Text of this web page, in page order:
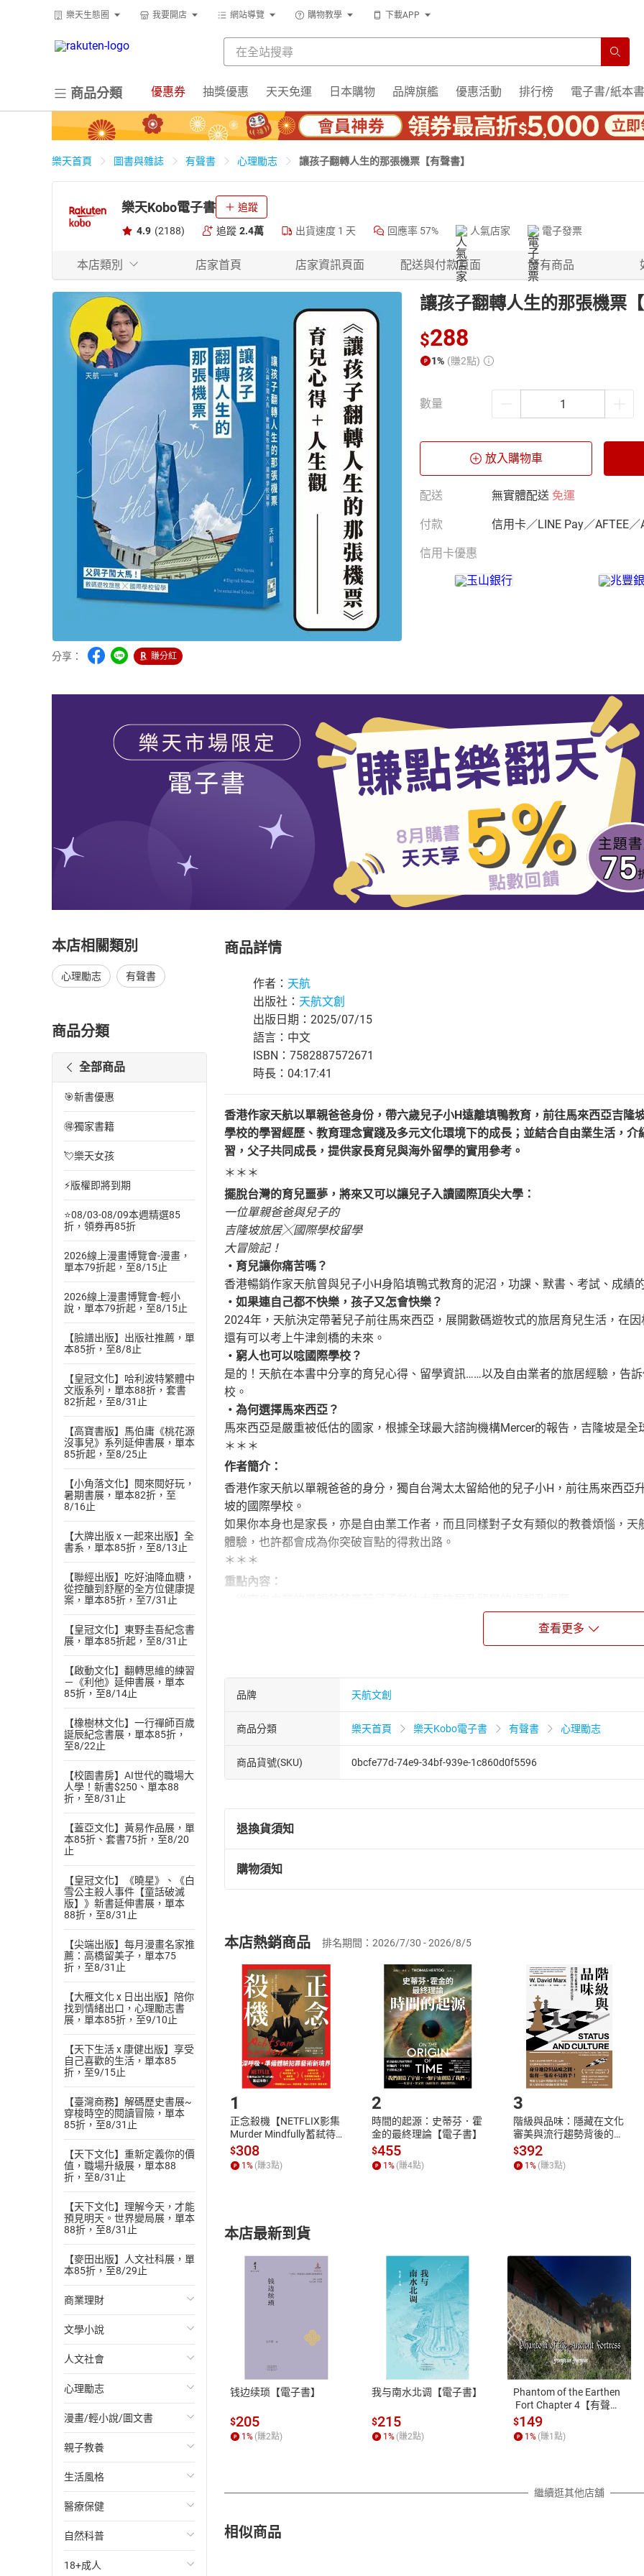
樂天生態圈 我要開店 網站導覽 購物教學 下載APP
商品分類 優惠券 抽獎優惠 天天免運 日本購物 品牌旗艦 優惠活動 排行榜 電子書/紙本書
樂天首頁 圖書與雜誌 有聲書 心理勵志 讓孩子翻轉人生的那張機票【有聲書】
樂天Kobo電子書 追蹤
4.9 (2188) 追蹤 2.4萬 出貨速度 1 天 回應率 57% 人氣店家 電子發票
本店類別 店家首頁 店家資訊頁面 配送與付款頁面 所有商品
分享： 賺分紅
讓孩子翻轉人生的那張機票【
$288
1% (賺2點)
數量
放入購物車
配送 無實體配送 免運
付款 信用卡／LINE Pay／AFTEE／
信用卡優惠
本店相關類別
心理勵志 有聲書
商品分類
全部商品
🎯新書優惠
🉐獨家書籍
💘樂天女孩
⚡版權即將到期
⭐08/03-08/09本週精選85
折，領券再85折
2026線上漫畫博覽會-漫畫，
單本79折起，至8/15止
2026線上漫畫博覽會-輕小
說，單本79折起，至8/15止
【臉譜出版】出版社推薦，單
本85折，至8/8止
【皇冠文化】哈利波特繁體中
文版系列，單本88折，套書
82折起，至8/31止
【高寶書版】馬伯庸《桃花源
沒事兒》系列延伸書展，單本
85折起，至8/25止
【小角落文化】閱來閱好玩，
暑期書展，單本82折，至
8/16止
【大牌出版 x 一起來出版】全
書系，單本85折，至8/13止
【聯經出版】吃好油降血糖，
從控醣到舒壓的全方位健康提
案，單本85折，至7/31止
【皇冠文化】東野圭吾紀念書
展，單本85折起，至8/31止
【啟動文化】翻轉思維的練習
－《利他》延伸書展，單本
85折，至8/14止
【橡樹林文化】一行禪師百歲
誕辰紀念書展，單本85折，
至8/22止
【校園書房】AI世代的職場大
人學！新書$250、單本88
折，至8/31止
【蓋亞文化】黃易作品展，單
本85折、套書75折，至8/20
止
【皇冠文化】《曉星》、《白
雪公主殺人事件【童話破滅
版】》新書延伸書展，單本
88折，至8/31止
【尖端出版】每月漫畫名家推
薦：高橋留美子，單本75
折，至8/31止
【大雁文化 x 日出出版】陪你
找到情緒出口，心理勵志書
展，單本85折，至9/10止
【天下生活 x 康健出版】享受
自己喜歡的生活，單本85
折，至9/15止
【臺灣商務】解碼歷史書展~
穿梭時空的閱讀冒險，單本
85折，至8/31止
【天下文化】重新定義你的價
值，職場升級展，單本88
折，至8/31止
【天下文化】理解今天，才能
預見明天。世界變局展，單本
88折，至8/31止
【麥田出版】人文社科展，單
本85折，至8/29止
商業理財
投資理財
經濟/趨勢
財務/金融
管理/領導
職場工作術
成功法
行銷/廣告
傳記
商務/商學
文學小說
歐美文學
日本文學
韓國文學
華文文學
經典文學
成長/家庭生活小說
懸疑/推理小說
科幻/奇幻小說
人文社會
國際關係
政治
社會科學
台灣/中國歷史
日/韓歷史
其他歷史/史學
法律
心理勵志
心靈成長/情緒
人際關係
兩性關係
心理學
漫畫/輕小說/圖文書
輕小說
奇幻/科幻
愛情故事
職場/社會寫實
懸疑/推理
親子教養
教育現場
兒童文學/故事
兒童科普/學習
育兒百科
生活風格
飲食/食譜
健身/美顏
運動/遊戲
醫療保健
健康/養生
常見疾病
自然科普
生物科學
18+成人
商品詳情
作者： 天航
出版社： 天航文創
出版日期：2025/07/15
語言：中文
ISBN：7582887572671
時長：04:17:41
香港作家天航以單親爸爸身份，帶六歲兒子小H遠離填鴨教育，前往馬來西亞吉隆
學校的學習經歷、教育理念實踐及多元文化環境下的成長；並結合自由業生活，
習，父子共同成長，提供家長育兒與海外留學的實用參考。
＊＊＊
擺脫台灣的育兒噩夢，將來又可以讓兒子入讀國際頂尖大學：
一位單親爸爸與兒子的
吉隆坡旅居╳國際學校留學
大冒險記！
・育兒讓你痛苦嗎？
香港暢銷作家天航曾與兒子小H身陷填鴨式教育的泥沼，功課、默書、考試、成績
・如果連自己都不快樂，孩子又怎會快樂？
2024年，天航決定帶著兒子前往馬來西亞，展開數碼遊牧式的旅居育兒生活，在
還有可以考上牛津劍橋的未來。
・窮人也可以唸國際學校？
是的！天航在本書中分享的育兒心得、留學資訊……以及自由業者的旅居經驗，告
校。
・為何選擇馬來西亞？
馬來西亞是嚴重被低估的國家，根據全球最大諮詢機構Mercer的報告，吉隆坡是
＊＊＊
作者簡介：
香港作家天航以單親爸爸的身分，獨自台灣太太留給他的兒子小H，前往馬來西亞
坡的國際學校。
如果你本身也是家長，亦是自由業工作者，而且同樣對子女有類似的教養煩惱，
體驗，也許都會成為你突破盲點的得救出路。
＊＊＊
重點內容：
・理科出身的爸爸對各種教養概念、理論及方法進行鑽研，與兒子同行及親身實證
・在多元文化的成長環境之下，見證兒子語言能力與各方面的技能提升
＊＊＊
FOREWORD：出走的抉擇
一直嚴重被低估的國家——馬來西亞
數碼遊牧帶來的度假式育兒生活
沒錢去歐美遊學，不如就去大馬夏令營
申請過程之中我踩過的地雷
佛系遊牧飄泊式租屋記
接受平凡，才能追求不凡
男生窮養，設定人生遊戲關卡
中文為本，再好好學習英文
打機學中文，促進親子感情
沉浸式學英文，生活闖關小任務
圖像法數學解題，善用科技自學
PART III：大馬生活的體驗紀實
彷彿回到九十年代的香港
七蚊一杯星巴克星冰樂
二手／三手家品店淘寶之旅
住大馬不開冷氣才是真環保漢子
便宜到顛覆價值觀的NSK超市
餐餐幾乎都是吃中餐
女性專用的粉紅色車卡
接軌伊斯蘭世界的國際觀
大到令人腿軟的華麗商場
有迷宮的書店和有滑梯的影院
農曆新年煙花狂爆不眠夜
查看更多
品牌 天航文創
商品分類 樂天首頁 樂天Kobo電子書 有聲書 心理勵志
商品貨號(SKU) 0bcfe77d-74e9-34bf-939e-1c860d0f5596
退換貨須知
退換貨規定：
(一)依消費者保護法第19條第1項後段暨通訊交易解除權合理例外情事適用
(二)消費者訂購本店鋪之商品即代表知悉本店鋪所銷售之商品為電子書，屬
且已下載/存取電子書，不得請求退貨退款。
退貨方式：您欲取消訂單或辦理退貨時，請登入樂天市場，並於「我的訂單」
貨」，本店鋪將依您的申請進行審核，待審核通過後將為您辦理退款事宜。
請注意，樂天市場須以整筆訂單為單位進行取消/退貨，恕無法以單支商品取消
購物須知
挑選商品
Choose
放入購物車
Shopping cart
登入帳號
Login
購書後，如何開始使用？
Step1.選擇閱讀載具 Step2.登入
付款方式
ATM轉帳、信用卡、LINE PAY、AFTEE
退換貨規範
本店是否提供消費者保護法七日猶
之權利，遽消費者保護法及通訊交
除權合理例外情事適用準則，依商
質各有不同規定。詳細退換貨說明
照各商品說明。
本店熱銷商品 排名期間：2026/7/30 - 2026/8/5
1
正念殺機【NETFLIX影集
Murder Mindfully蓄弒待
發】【電子書】
$308
1 % (賺3點)
2
時間的起源：史蒂芬．霍
金的最終理論【電子書】
$455
1 % (賺4點)
3
階級與品味：隱藏在文化
審美與流行趨勢背後的地
位渴望【電子書】
$392
1 % (賺3點)
本店最新到貨
钱边续琐【電子書】
$205
1 % (賺2點)
我与南水北调【電子書】
$215
1 % (賺2點)
Phantom of the Earthen
Fort Chapter 4【有聲
書】
$149
1 % (賺1 點)
繼續逛其他店舖
相似商品